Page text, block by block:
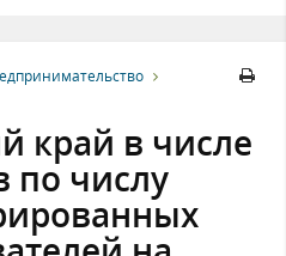
край в числе
по числу